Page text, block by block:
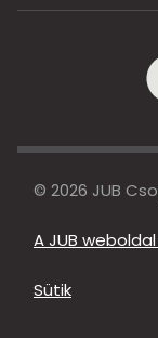
© 2026 JUB
A JUB
Sütik